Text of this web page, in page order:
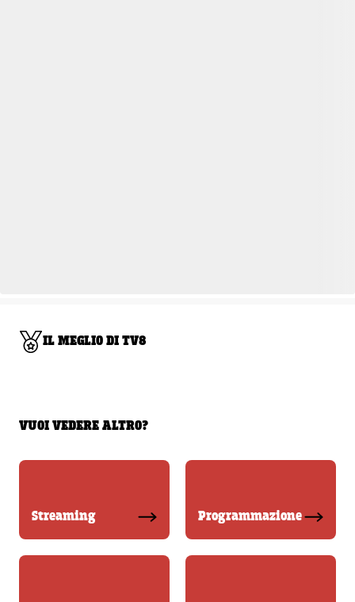
IL MEGLIO DI TV8
VUOI VEDERE ALTRO?
Streaming Programmazione